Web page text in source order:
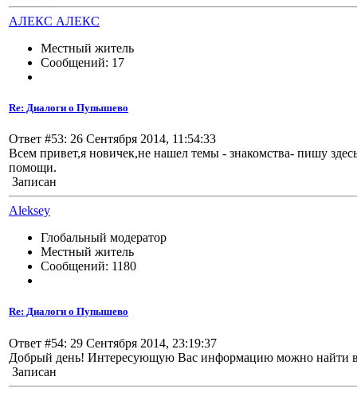
АЛЕКС АЛЕКС
Местный житель
Сообщений: 17
Re: Диалоги о Пупышево
Ответ #53: 26 Сентября 2014, 11:54:33
Всем привет,я новичек,не нашел темы - знакомства- пишу
помощи.
Записан
Aleksey
Глобальный модератор
Местный житель
Сообщений: 1180
Re: Диалоги о Пупышево
Ответ #54: 29 Сентября 2014, 23:19:37
Добрый день! Интересующую Вас информацию можно найти
Записан